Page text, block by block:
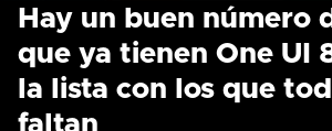
Hay un buen número
que ya tienen One UI
la lista con los que
faltan